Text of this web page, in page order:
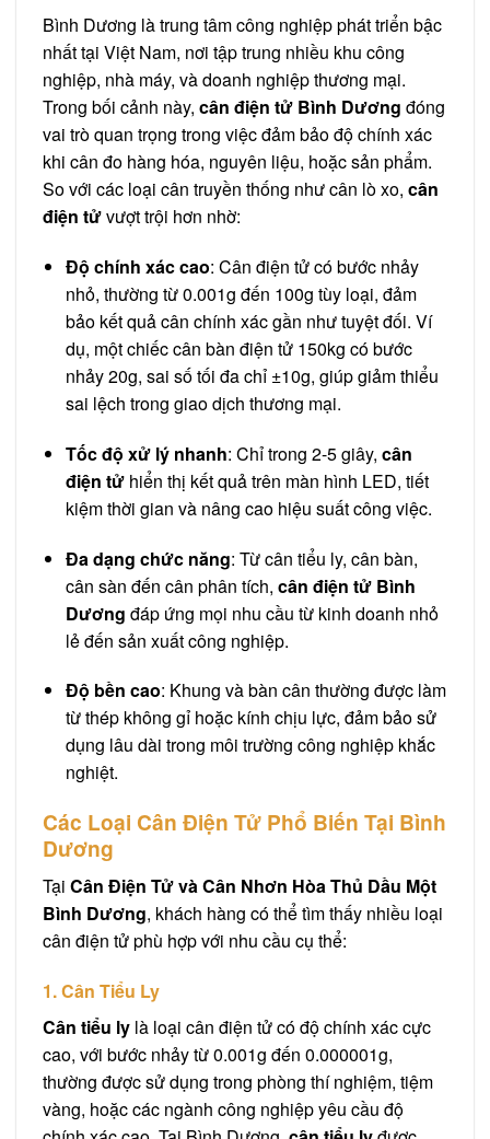
Bình Dương là trung tâm công nghiệp phát triển bậc
nhất tại Việt Nam, nơi tập trung nhiều khu công
nghiệp, nhà máy, và doanh nghiệp thương mại.
Trong bối cảnh này, cân điện tử Bình Dương đóng
vai trò quan trọng trong việc đảm bảo độ chính xác
khi cân đo hàng hóa, nguyên liệu, hoặc sản phẩm.
So với các loại cân truyền thống như cân lò xo, cân
điện tửvượt trội hơn nhờ:
Độ chính xác cao: Cân điện tử có bước nhảy
nhỏ, thường từ 0.001g đến 100g tùy loại, đảm
bảo kết quả cân chính xác gần như tuyệt đối. Ví
dụ, một chiếc cân bàn điện tử 150kg có bước
nhảy 20g, sai số tối đa chỉ ±10g, giúp giảm thiểu
sai lệch trong giao dịch thương mại.
Tốc độ xử lý nhanh: Chỉ trong 2-5 giây, cân
điện tửhiển thị kết quả trên màn hình LED, tiết
kiệm thời gian và nâng cao hiệu suất công việc.
Đa dạng chức năng: Từ cân tiểu ly, cân bàn,
cân sàn đến cân phân tích, cân điện tử Bình
Dương đáp ứng mọi nhu cầu từ kinh doanh nhỏ
lẻ đến sản xuất công nghiệp.
Độ bền cao: Khung và bàn cân thường được làm
từ thép không gỉ hoặc kính chịu lực, đảm bảo sử
dụng lâu dài trong môi trường công nghiệp khắc
nghiệt.
Các Loại Cân Điện Tử Phổ Biến Tại Bình
Dương
Tại Cân Điện Tử và Cân Nhơn Hòa Thủ Dầu Một
Bình Dương, khách hàng có thể tìm thấy nhiều loại
cân điện tử phù hợp với nhu cầu cụ thể:
1. Cân Tiểu Ly
Cân tiểu ly là loại cân điện tử có độ chính xác cực
cao, với bước nhảy từ 0.001g đến 0.000001g,
thường được sử dụng trong phòng thí nghiệm, tiệm
vàng, hoặc các ngành công nghiệp yêu cầu độ